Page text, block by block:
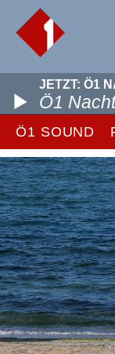
JETZT: Ö1
Ö1
Ö1 SOUND